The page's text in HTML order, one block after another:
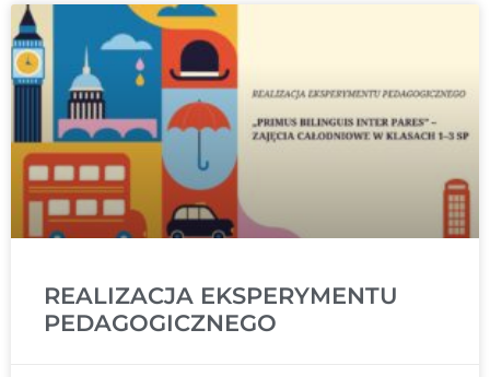
REALIZACJA EKSPERYMENTU
PEDAGOGICZNEGO